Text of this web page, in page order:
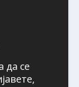
да се